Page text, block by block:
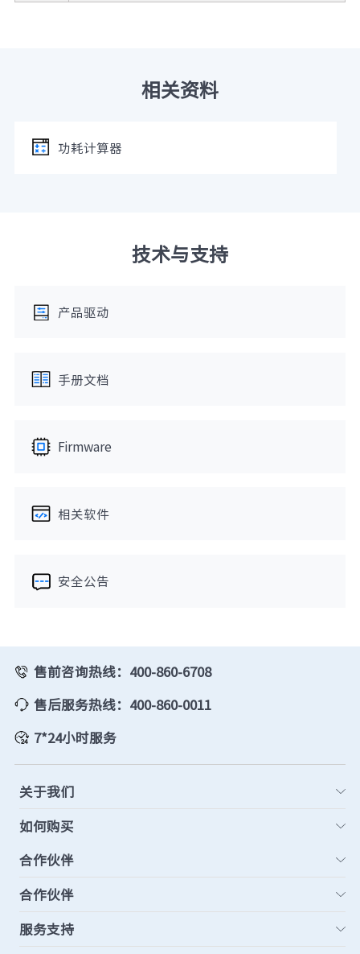
相关资料
功耗计算器
技术与支持
产品驱动
手册文档
Firmware
相关软件
安全公告
售前咨询热线：400-860-6708
售后服务热线：400-860-0011
7*24小时服务
关于我们
如何购买
合作伙伴
合作伙伴
服务支持